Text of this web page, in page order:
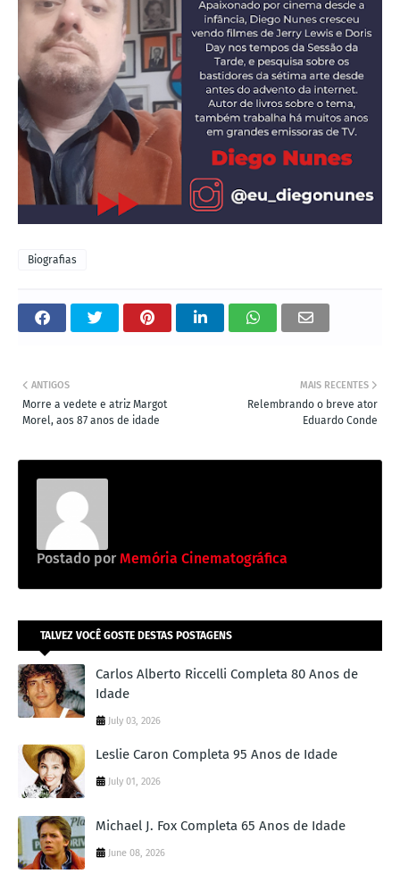
Biografias
MAIS RECENTES
Relembrando o breve ator
Eduardo Conde
ANTIGOS
Morre a vedete e atriz Margot
Morel, aos 87 anos de idade
Postado por Memória Cinematográfica
TALVEZ VOCÊ GOSTE DESTAS POSTAGENS
Carlos Alberto Riccelli Completa 80 Anos de
Idade
July 03, 2026
Leslie Caron Completa 95 Anos de Idade
July 01, 2026
Michael J. Fox Completa 65 Anos de Idade
June 08, 2026